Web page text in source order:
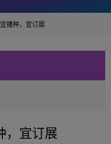
播种，宜订展
，宜订展